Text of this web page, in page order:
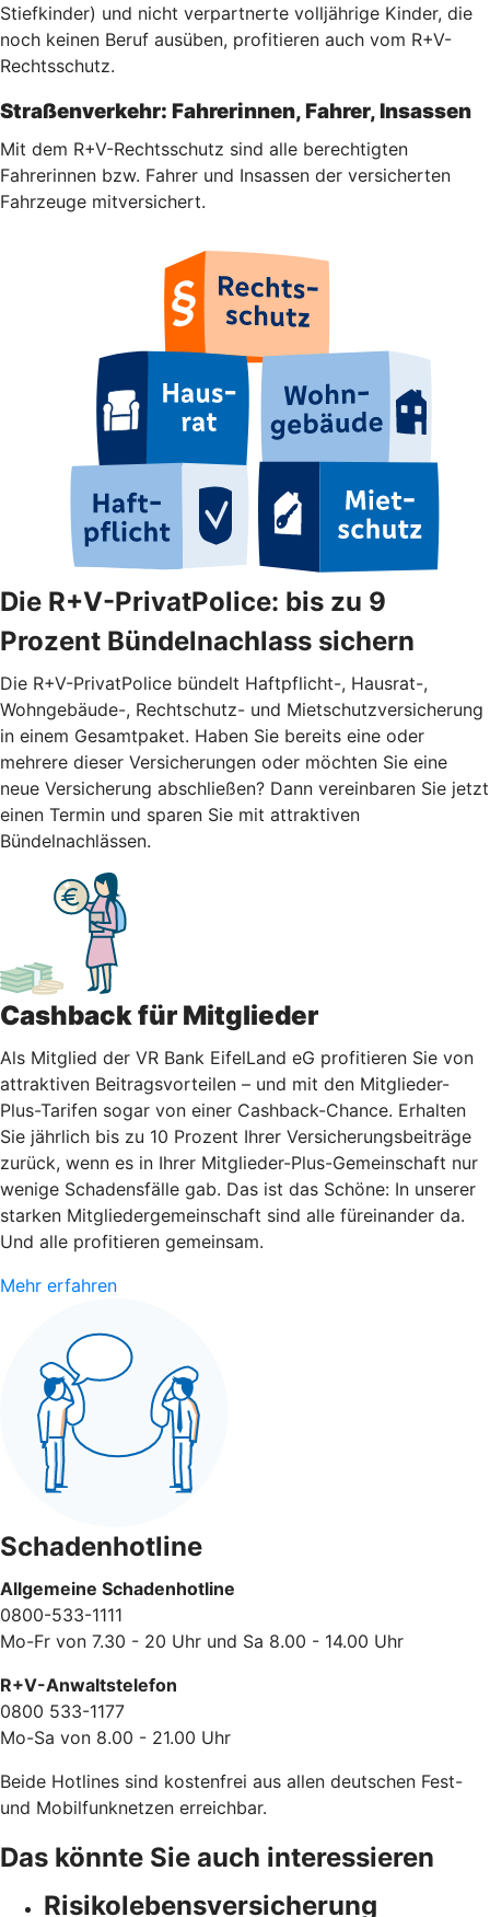
Stiefkinder) und nicht verpartnerte volljährige Kinder, die
noch keinen Beruf ausüben, profitieren auch vom R+V-
Rechtsschutz.
Straßenverkehr: Fahrerinnen, Fahrer, Insassen
Mit dem R+V-Rechtsschutz sind alle berechtigten
Fahrerinnen bzw. Fahrer und Insassen der versicherten
Fahrzeuge mitversichert.
Die R+V-PrivatPolice: bis zu 9
Prozent Bündelnachlass sichern
Die R+V-PrivatPolice bündelt Haftpflicht-, Hausrat-,
Wohngebäude-, Rechtschutz- und Mietschutzversicherung
in einem Gesamtpaket. Haben Sie bereits eine oder
mehrere dieser Versicherungen oder möchten Sie eine
neue Versicherung abschließen? Dann vereinbaren Sie jetzt
einen Termin und sparen Sie mit attraktiven
Bündelnachlässen.
Cashback für Mitglieder
Als Mitglied der VR Bank EifelLand eG profitieren Sie von
attraktiven Beitragsvorteilen – und mit den Mitglieder-
Plus-Tarifen sogar von einer Cashback-Chance. Erhalten
Sie jährlich bis zu 10 Prozent Ihrer Versicherungsbeiträge
zurück, wenn es in Ihrer Mitglieder-Plus-Gemeinschaft nur
wenige Schadensfälle gab. Das ist das Schöne: In unserer
starken Mitgliedergemeinschaft sind alle füreinander da.
Und alle profitieren gemeinsam.
Mehr erfahren
Schadenhotline
Allgemeine Schadenhotline
0800-533-1111
Mo-Fr von 7.30 - 20 Uhr und Sa 8.00 - 14.00 Uhr
R+V-Anwaltstelefon
0800 533-1177
Mo-Sa von 8.00 - 21.00 Uhr
Beide Hotlines sind kostenfrei aus allen deutschen Fest-
und Mobilfunknetzen erreichbar.
Das könnte Sie auch interessieren
Risikolebensversicherung